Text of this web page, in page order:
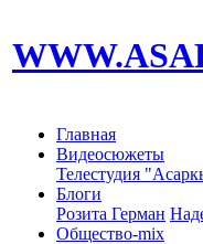
Главная
Видеосюжеты
Телестудия
Блоги
Розита Герман
Общество-mix